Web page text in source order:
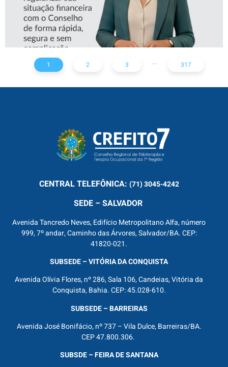
1 2 3 ... 317
CENTRALTELEFÔNICA: (71) 3045-4242
SEDE – SALVADOR
Avenida Tancredo Neves, Edifício Metropolitano Alfa, número
999, 7º andar, Caminho das Árvores, Salvador/BA. CEP:
41820-021.
SUBSEDE – VITÓRIA DA CONQUISTA
Avenida Olívia Flores, nº 286, Sala 106, Candeias, Vitória da
Conquista, Bahia. CEP: 45.028-610.
SUBSEDE – BARREIRAS
Avenida José Bonifácio, nº 737 – Vila Dulce, Barreiras/BA.
CEP 47.800.306.
SUBSDE – FEIRA DE SANTANA